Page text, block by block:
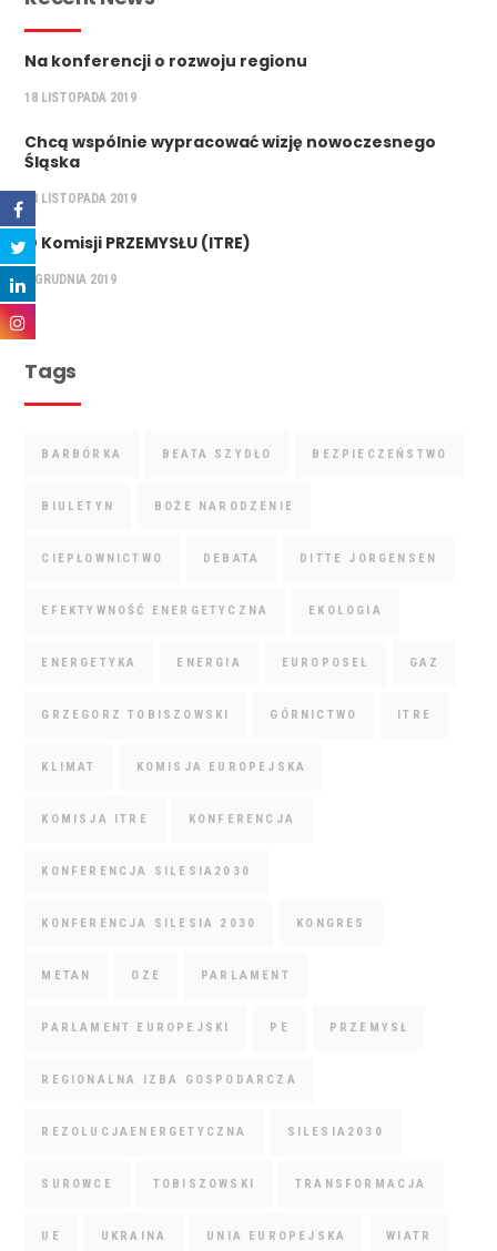
Na konferencji o rozwoju regionu
18 LISTOPADA 2019
Chcą wspólnie wypracować wizję nowoczesnego
Śląska
28 LISTOPADA 2019
O Komisji PRZEMYSŁU (ITRE)
5 GRUDNIA 2019
Tags
BARBÓRKA BEATA SZYDŁO BEZPIECZEŃSTWO
BIULETYN BOŻE NARODZENIE
CIEPŁOWNICTWO DEBATA DITTE JORGENSEN
EFEKTYWNOŚĆ ENERGETYCZNA EKOLOGIA
ENERGETYKA ENERGIA EUROPOSEŁ GAZ
GRZEGORZ TOBISZOWSKI GÓRNICTWO ITRE
KLIMAT KOMISJA EUROPEJSKA
KOMISJA ITRE KONFERENCJA
KONFERENCJA SILESIA2030
KONFERENCJA SILESIA 2030 KONGRES
METAN OZE PARLAMENT
PARLAMENT EUROPEJSKI PE PRZEMYSŁ
REGIONALNA IZBA GOSPODARCZA
REZOLUCJAENERGETYCZNA SILESIA2030
SUROWCE TOBISZOWSKI TRANSFORMACJA
UE UKRAINA UNIA EUROPEJSKA WIATR